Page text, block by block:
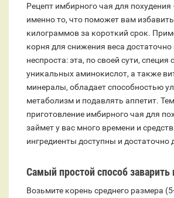
Рецепт имбирного чая для
именно то, что поможет вам
килограммов за короткий срок.
корня для снижения веса достаточно
неспроста: эта, по своей сути, специя
уникальных аминокислот, а также
минералы, обладает способностью
метаболизм и подавлять аппетит.
приготовление имбирного чая для
займет у вас много времени и
ингредиенты доступны и достаточно
Самый простой способ
Возьмите корень среднего размера